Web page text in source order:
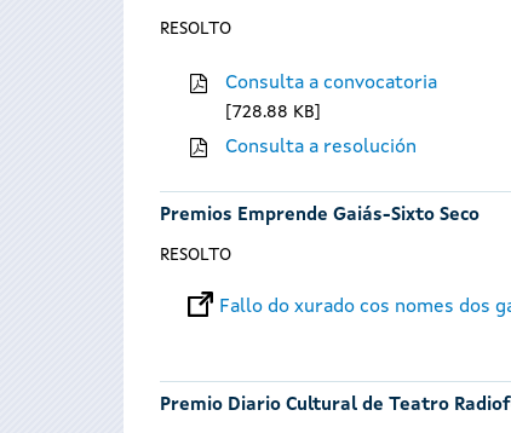
RESOLTO
Consulta a convocatoria
728.88 KB
Consulta a resolución
Premios Emprende Gaiás-Sixto Seco
RESOLTO
Fallo do xurado cos nomes dos
Premio Diario Cultural de Teatro